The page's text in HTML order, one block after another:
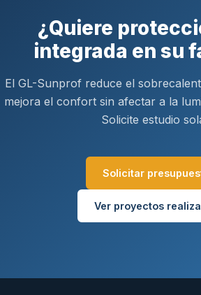
¿Quiere
integrada en su
El GL-Sunprof reduce el
mejora el confort sin afectar a la
Solicite estudio
Solicitar
Ver proyectos